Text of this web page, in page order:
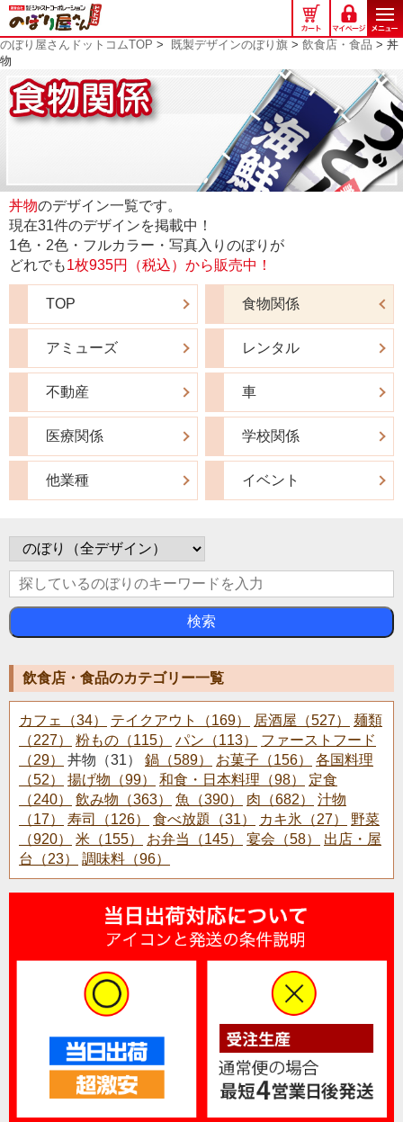
の
ぼ
り
屋
さ
ん
コ
ム
のぼり屋さんドットコムTOP > 既製デザインのぼり旗 > 飲食店・食品 > 丼
物
丼物のデザイン一覧です。
現在31件のデザインを掲載中！
1色・2色・フルカラー・写真入りのぼりが
どれでも1枚935円（税込）から販売中！
TOP
アミューズ
不動産
医療関係
他業種
食物関係
レンタル
車
学校関係
イベント
検索
飲食店・食品のカテゴリー一覧
カフェ（34） テイクアウト（169） 居酒屋（527）
麺類
（227）
粉もの（115） パン（113）
ファーストフード
（29）
丼物（31） 鍋（589） お菓子（156）
各国料理
（52）
揚げ物（99） 和食・日本料理（98）
定食
（240）
飲み物（363） 魚（390） 肉（682）
汁物
（17）
寿司（126） 食べ放題（31） カキ氷（27）
野菜
（920）
米（155） お弁当（145） 宴会（58）
出店・屋
台（23）
調味料（96）